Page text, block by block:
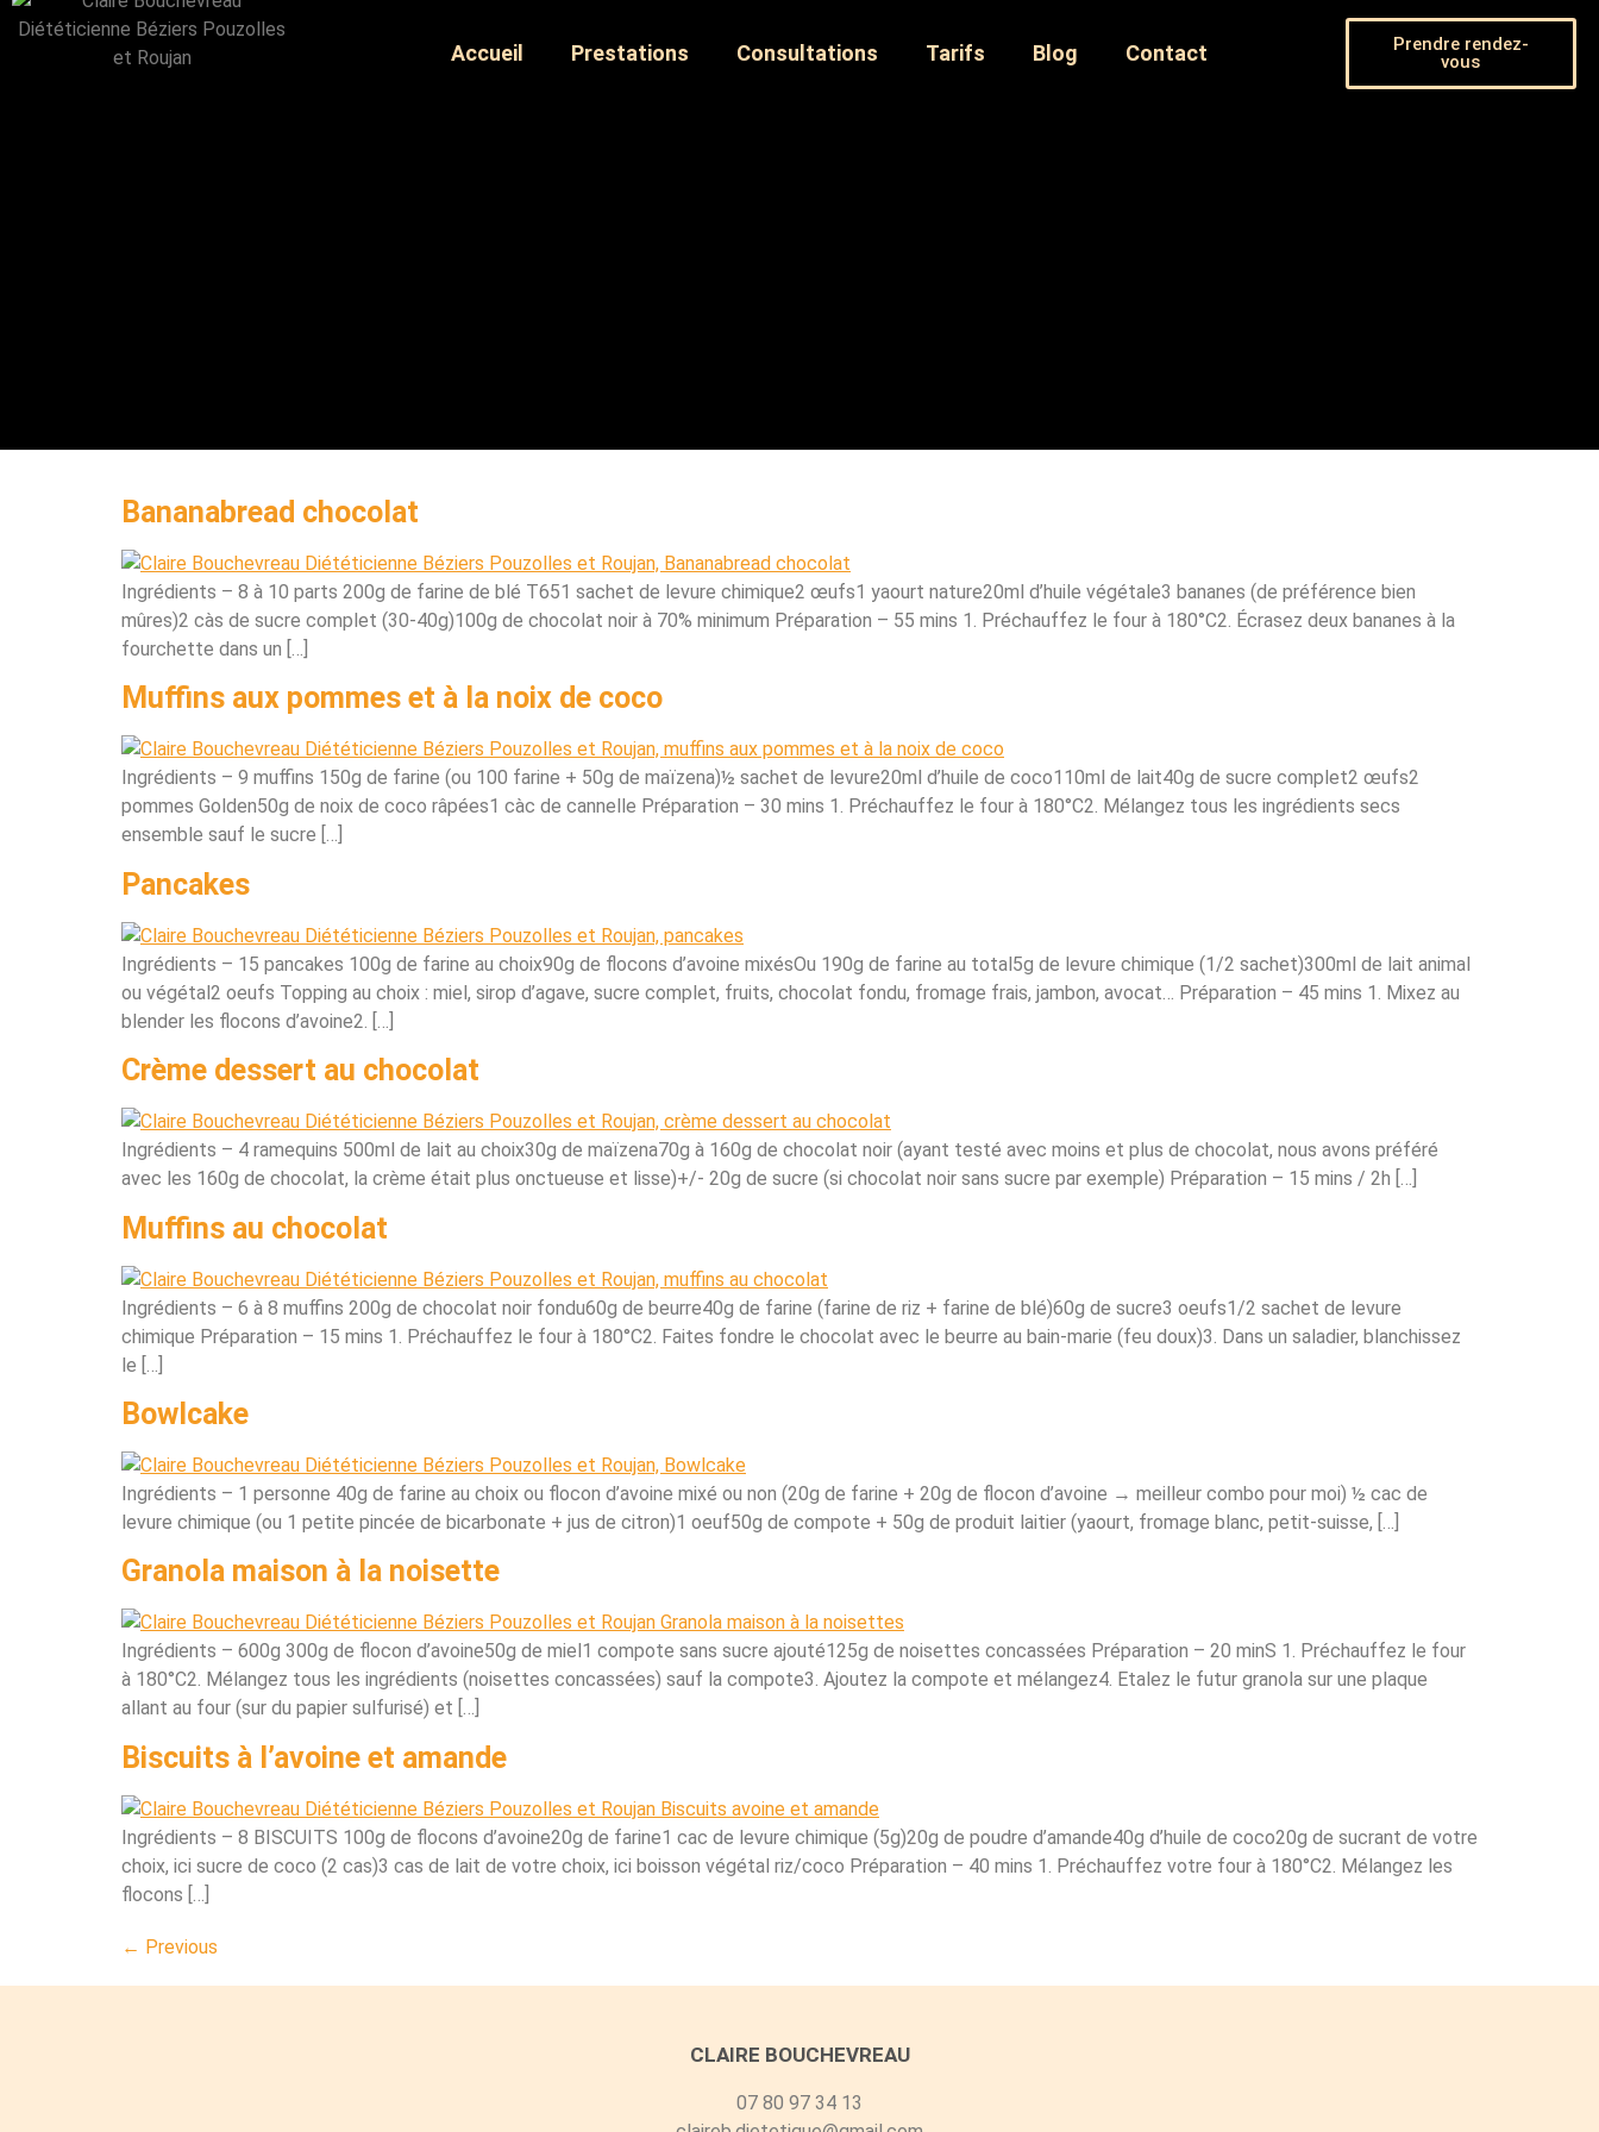
Accueil Prestations Consultations Tarifs Blog Contact
Prendre rendez-
vous
Bananabread chocolat
Ingrédients – 8 à 10 parts 200g de farine de blé T651 sachet de levure chimique2 œufs1 yaourt nature20ml d’huile végétale3 bananes (de préférence bien
mûres)2 càs de sucre complet (30-40g)100g de chocolat noir à 70% minimum Préparation – 55 mins 1. Préchauffez le four à 180°C2. Écrasez deux bananes à la
fourchette dans un […]
Muffins aux pommes et à la noix de coco
Ingrédients – 9 muffins 150g de farine (ou 100 farine + 50g de maïzena)½ sachet de levure20ml d’huile de coco110ml de lait40g de sucre complet2 œufs2
pommes Golden50g de noix de coco râpées1 càc de cannelle Préparation – 30 mins 1. Préchauffez le four à 180°C2. Mélangez tous les ingrédients secs
ensemble sauf le sucre […]
Pancakes
Ingrédients – 15 pancakes 100g de farine au choix90g de flocons d’avoine mixésOu 190g de farine au total5g de levure chimique (1/2 sachet)300ml de lait animal
ou végétal2 oeufs Topping au choix : miel, sirop d’agave, sucre complet, fruits, chocolat fondu, fromage frais, jambon, avocat… Préparation – 45 mins 1. Mixez au
blender les flocons d’avoine2. […]
Crème dessert au chocolat
Ingrédients – 4 ramequins 500ml de lait au choix30g de maïzena70g à 160g de chocolat noir (ayant testé avec moins et plus de chocolat, nous avons préféré
avec les 160g de chocolat, la crème était plus onctueuse et lisse)+/- 20g de sucre (si chocolat noir sans sucre par exemple) Préparation – 15 mins / 2h […]
Muffins au chocolat
Ingrédients – 6 à 8 muffins 200g de chocolat noir fondu60g de beurre40g de farine (farine de riz + farine de blé)60g de sucre3 oeufs1/2 sachet de levure
chimique Préparation – 15 mins 1. Préchauffez le four à 180°C2. Faites fondre le chocolat avec le beurre au bain-marie (feu doux)3. Dans un saladier, blanchissez
le […]
Bowlcake
Ingrédients – 1 personne 40g de farine au choix ou flocon d’avoine mixé ou non (20g de farine + 20g de flocon d’avoine → meilleur combo pour moi) ½ cac de
levure chimique (ou 1 petite pincée de bicarbonate + jus de citron)1 oeuf50g de compote + 50g de produit laitier (yaourt, fromage blanc, petit-suisse, […]
Granola maison à la noisette
Ingrédients – 600g 300g de flocon d’avoine50g de miel1 compote sans sucre ajouté125g de noisettes concassées Préparation – 20 minS 1. Préchauffez le four
à 180°C2. Mélangez tous les ingrédients (noisettes concassées) sauf la compote3. Ajoutez la compote et mélangez4. Etalez le futur granola sur une plaque
allant au four (sur du papier sulfurisé) et […]
Biscuits à l’avoine et amande
Ingrédients – 8 BISCUITS 100g de flocons d’avoine20g de farine1 cac de levure chimique (5g)20g de poudre d’amande40g d’huile de coco20g de sucrant de votre
choix, ici sucre de coco (2 cas)3 cas de lait de votre choix, ici boisson végétal riz/coco Préparation – 40 mins 1. Préchauffez votre four à 180°C2. Mélangez les
flocons […]
← Previous
CLAIRE BOUCHEVREAU
07 80 97 34 13